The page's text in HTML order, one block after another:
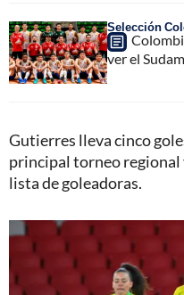
Selección
ver el
Gutierres lleva cinco
principal torneo regional
lista de goleadoras.